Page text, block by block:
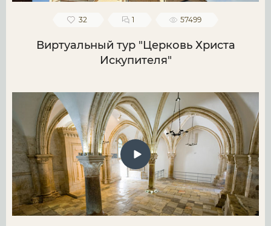
32 1 57499
Виртуальный тур "Церковь Христа
Искупителя"